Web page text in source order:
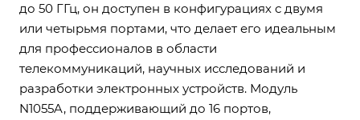
до 50 ГГц, он доступен в конфигурациях с двумя
или четырьмя портами, что делает его идеальным
для профессионалов в области
телекоммуникаций, научных исследований и
разработки электронных устройств. Модуль
N1055A, поддерживающий до 16 портов,